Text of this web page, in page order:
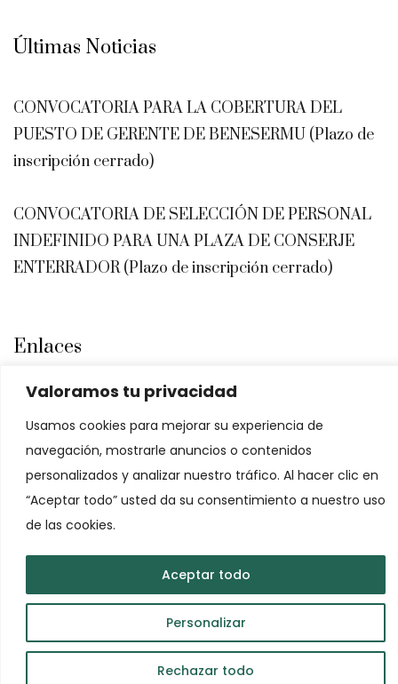
Valoramos tu privacidad
Usamos cookies para mejorar su experiencia de
navegación, mostrarle anuncios o contenidos
personalizados y analizar nuestro tráfico. Al hacer clic en
“Aceptar todo” usted da su consentimiento a nuestro uso
de las cookies.
Personalizar
Rechazar todo
Aceptar todo
Últimas Noticias
CONVOCATORIA PARA LA COBERTURA DEL
PUESTO DE GERENTE DE BENESERMU (Plazo de
inscripción cerrado)
CONVOCATORIA DE SELECCIÓN DE PERSONAL
INDEFINIDO PARA UNA PLAZA DE CONSERJE
ENTERRADOR (Plazo de inscripción cerrado)
Enlaces
Política de cookies
Política de privacidad
Copyrights © 2024. All Rights Reserved.